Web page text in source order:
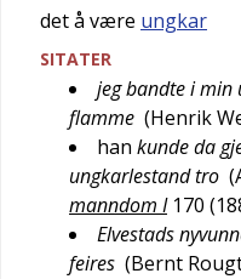
det å være ungkar
SITATER
jeg bandte i min
flamme (Henrik
han kunde da
ungkarlestand tro (
manndom I 170
Elvestads
feires (Bernt